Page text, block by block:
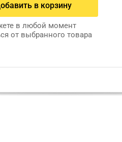
в корзину
в любой момент
от выбранного товара